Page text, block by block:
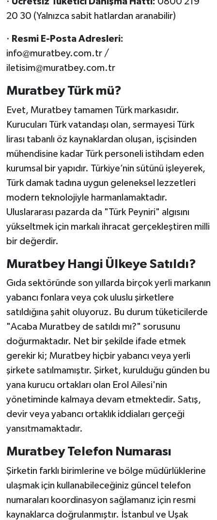
20 30 (Yalnızca sabit hatlardan aranabilir)
· Resmi E-Posta Adresleri:
info@muratbey.com.tr /
iletisim@muratbey.com.tr
Muratbey Türk mü?
Evet, Muratbey tamamen Türk markasıdır.
Kurucuları Türk vatandaşı olan, sermayesi Türk
lirası tabanlı öz kaynaklardan oluşan, işçisinden
mühendisine kadar Türk personeli istihdam eden
kurumsal bir yapıdır. Türkiye’nin sütünü işleyerek,
Türk damak tadına uygun geleneksel lezzetleri
modern teknolojiyle harmanlamaktadır.
Uluslararası pazarda da "Türk Peyniri" algısını
yükseltmek için markalı ihracat gerçekleştiren milli
bir değerdir.
Muratbey Hangi Ülkeye Satıldı?
Gıda sektöründe son yıllarda birçok yerli markanın
yabancı fonlara veya çok uluslu şirketlere
satıldığına şahit oluyoruz. Bu durum tüketicilerde
"Acaba Muratbey de satıldı mı?" sorusunu
doğurmaktadır. Net bir şekilde ifade etmek
gerekir ki; Muratbey hiçbir yabancı veya yerli
şirkete satılmamıştır. Şirket, kurulduğu günden bu
yana kurucu ortakları olan Erol Ailesi'nin
yönetiminde kalmaya devam etmektedir. Satış,
devir veya yabancı ortaklık iddiaları gerçeği
yansıtmamaktadır.
Muratbey Telefon Numarası
Şirketin farklı birimlerine ve bölge müdürlüklerine
ulaşmak için kullanabileceğiniz güncel telefon
numaraları koordinasyon sağlamanız için resmi
kaynaklarca doğrulanmıştır. İstanbul ve Uşak